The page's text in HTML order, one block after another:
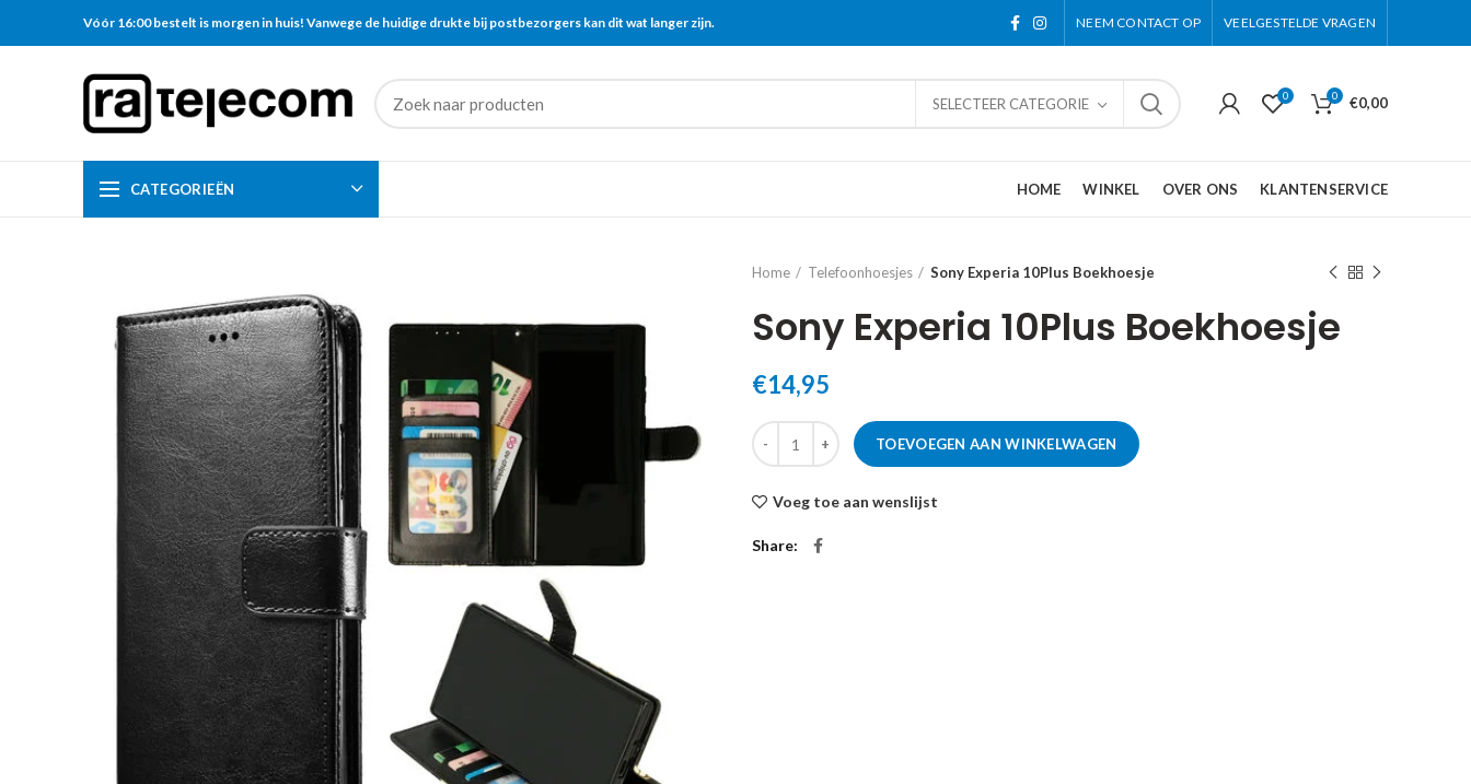
Vóór 16:00 bestelt is morgen in huis! Vanwege de huidige drukte bij postbezorgers kan dit wat langer zijn. NEEM CONTACT OP VEELGESTELDE VRAGEN
SELECTEER CATEGORIE 0 0 €0,00
CATEGORIEËN HOME WINKEL OVER ONS KLANTENSERVICE
Home Telefoonhoesjes Sony Experia 10Plus Boekhoesje
Sony Experia 10Plus Boekhoesje
€14,95
TOEVOEGEN AAN WINKELWAGEN
Voeg toe aan wenslijst
Share